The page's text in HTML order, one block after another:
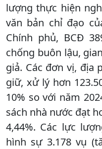
lượng thực hiện
văn bản chỉ đạo
Chính phủ, BCĐ
chống buôn lậu,
giả. Các đơn vị, địa
giữ, xử lý hơn
10% so với năm
sách nhà nước đạt
4,44%. Các lực
hình sự 3.178 vụ